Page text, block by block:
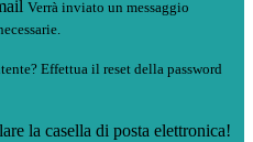
Verrà inviato un messaggio
Effettua il reset della password
la casella di posta elettronica!